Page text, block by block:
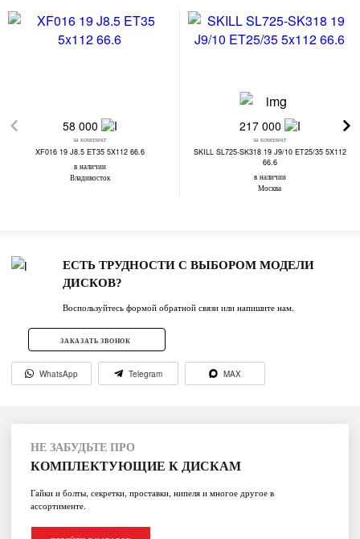
58 000
за комплект
XF016 19 J8.5 ET35 5X112 66.6
в наличии
Владивосток
217 000
за комплект
SKILL SL725-SK318 19 J9/10 ET25/35 5X112
66.6
в наличии
Москва
ЕСТЬ ТРУДНОСТИ С ВЫБОРОМ МОДЕЛИ
ДИСКОВ?
Воспользуйтесь формой обратной связи или напишите нам.
ЗАКАЗАТЬ ЗВОНОК
WhatsApp Telegram MAX
НЕ ЗАБУДЬТЕ ПРО
КОМПЛЕКТУЮЩИЕ К ДИСКАМ
Гайки и болты, секретки, проставки, нипеля и многое другое в
ассортименте.